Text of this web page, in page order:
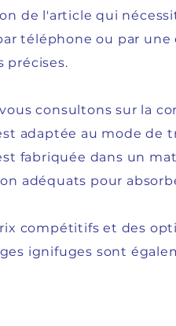
de l'article qui
téléphone ou par
précises.
consultons sur la
adaptée au mode de
fabriquée dans un
adéquats pour
compétitifs et des
ignifuges sont